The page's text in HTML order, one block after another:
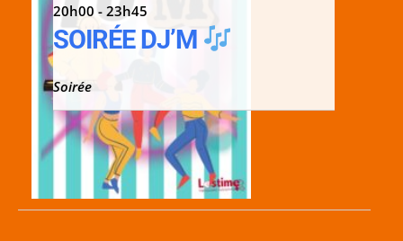
20h00 - 23h45
SOIRÉE DJ’M
Soirée